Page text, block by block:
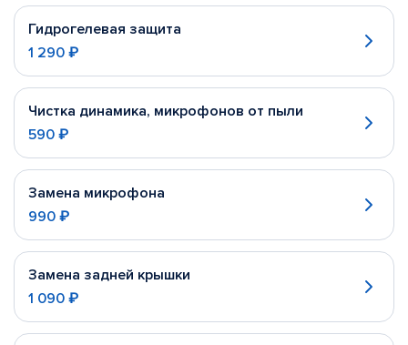
Гидрогелевая защита
1 290 ₽
Чистка динамика, микрофонов от пыли
590 ₽
Замена микрофона
990 ₽
Замена задней крышки
1 090 ₽